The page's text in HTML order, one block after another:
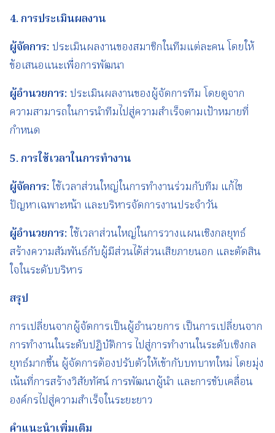
4.การประเมินผลงาน
ผู้จัดการ: ประเมินผลงานของสมาชิกในทีมแต่ละคน โดยให้
ข้อเสนอแนะเพื่อการพัฒนา
ผู้อำนวยการ: ประเมินผลงานของผู้จัดการทีม โดยดูจาก
ความสามารถในการนำทีมไปสู่ความสำเร็จตามเป้าหมายที่
กำหนด
5.การใช้เวลาในการทำงาน
ผู้จัดการ:ใช้เวลาส่วนใหญ่ในการทำงานร่วมกับทีม แก้ไข
ปัญหาเฉพาะหน้า และบริหารจัดการงานประจำวัน
ผู้อำนวยการ:ใช้เวลาส่วนใหญ่ในการวางแผนเชิงกลยุทธ์
สร้างความสัมพันธ์กับผู้มีส่วนได้ส่วนเสียภายนอก และตัดสิน
ใจในระดับบริหาร
สรุป
การเปลี่ยนจากผู้จัดการเป็นผู้อำนวยการ เป็นการเปลี่ยนจาก
การทำงานในระดับปฏิบัติการ ไปสู่การทำงานในระดับเชิงกล
ยุทธ์มากขึ้น ผู้จัดการต้องปรับตัวให้เข้ากับบทบาทใหม่ โดยมุ่ง
เน้นที่การสร้างวิสัยทัศน์ การพัฒนาผู้นำ และการขับเคลื่อน
องค์กรไปสู่ความสำเร็จในระยะยาว
คำแนะนำเพิ่มเติม